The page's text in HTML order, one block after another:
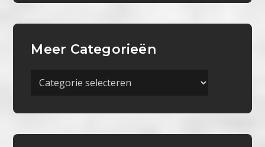
Meer Categorieën
Meer